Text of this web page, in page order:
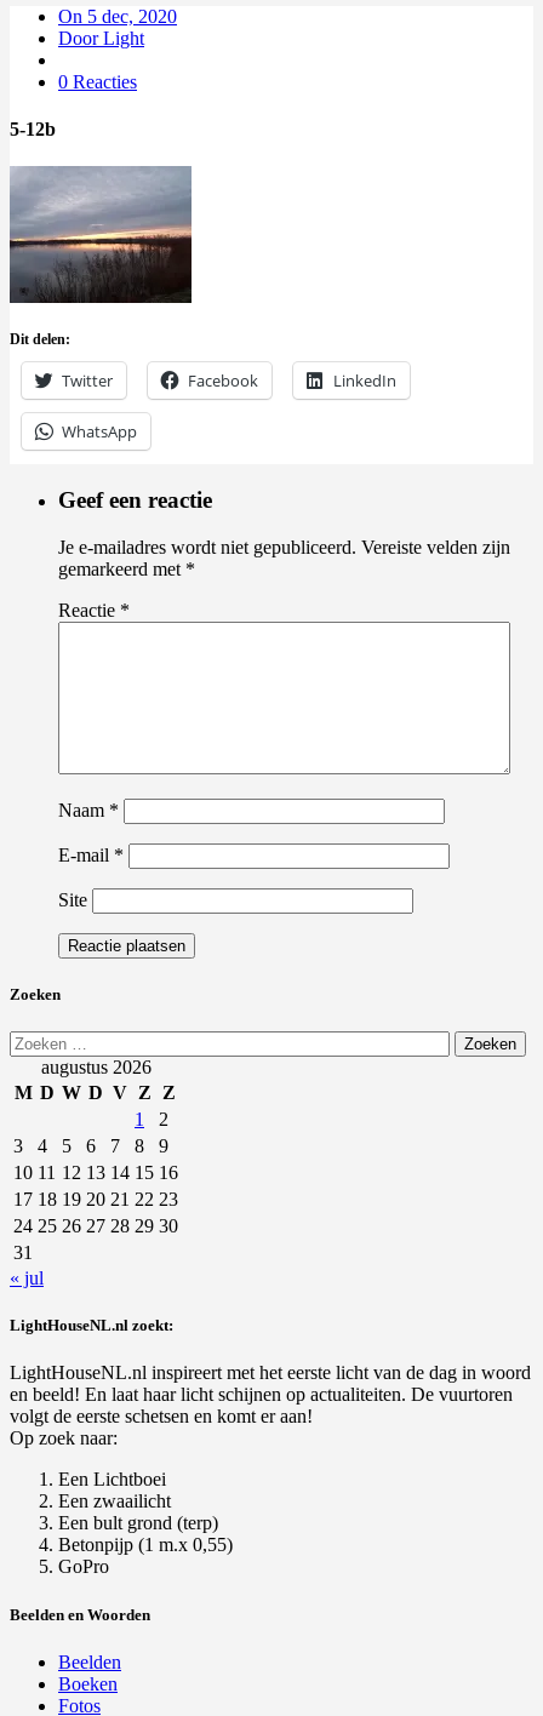
On 5 dec, 2020
Door Light
0 Reacties
5-12b
Dit delen:
Twitter Facebook LinkedIn
WhatsApp
Geef een reactie
Je e-mailadres wordt niet gepubliceerd. Vereiste velden zijn
gemarkeerd met *
Reactie *
Naam *
E-mail *
Site
Zoeken
Zoeken
naar:augustus 2026
M D W D V Z
Z
1
2
3
4 5 6 7 8
9
10 11 12 13 14 15 16
17 18 19 20 21 22 23
24 25 26 27 28 29 30
31
« jul
LightHouseNL.nl zoekt:
LightHouseNL.nl inspireert met het eerste licht van de dag in woord
en beeld! En laat haar licht schijnen op actualiteiten. De vuurtoren
volgt de eerste schetsen en komt er aan!
Op zoek naar:
Een Lichtboei
Een zwaailicht
Een bult grond (terp)
Betonpijp (1 m.x 0,55)
GoPro
Beelden en Woorden
Beelden
Boeken
Fotos